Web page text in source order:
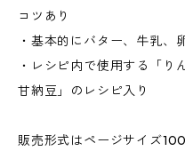
コツあり
・基本的にバター、牛乳、
・レシピ内で使用する「り
甘納豆」のレシピ入り
販売形式はページサイズ